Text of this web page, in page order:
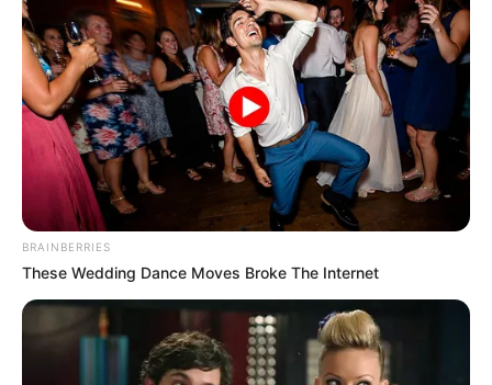
BRAINBERRIES
These Wedding Dance Moves Broke The Internet